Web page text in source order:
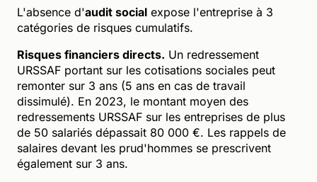
L'absence d'audit social expose l'entreprise à 3
catégories de risques cumulatifs.
Risques financiers directs. Un redressement
URSSAF portant sur les cotisations sociales peut
remonter sur 3 ans (5 ans en cas de travail
dissimulé). En 2023, le montant moyen des
redressements URSSAF sur les entreprises de plus
de 50 salariés dépassait 80 000 €. Les rappels de
salaires devant les prud'hommes se prescrivent
également sur 3 ans.